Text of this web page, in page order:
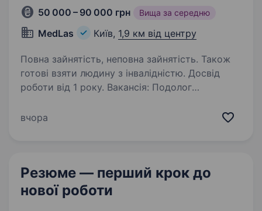
50 000 – 90 000 грн Вища за середню
MedLas Київ, 1,9 км від центру
Повна зайнятість, неповна зайнятість. Також
готові взяти людину з інвалідністю. Досвід
роботи від 1 року. Вакансія: Подолог
професіонала на посаду Подолога. Обов’язки:
пальці…
вчора
Резюме — перший крок до
нової роботи